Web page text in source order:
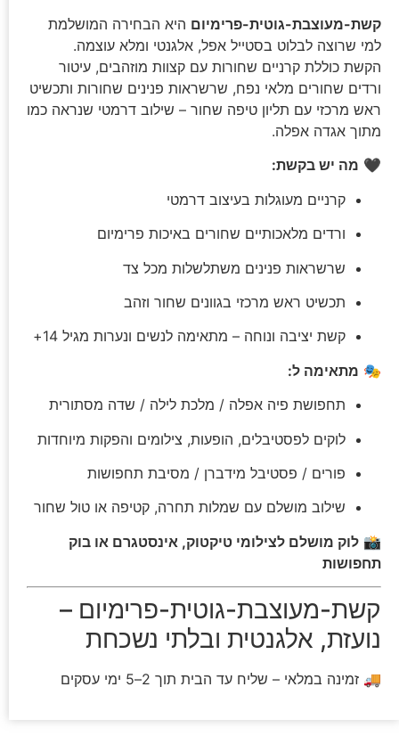
קשת-מעוצבת-גוטית-פרימיום היא הבחירה המושלמת
למי שרוצה לבלוט בסטייל אפל, אלגנטי ומלא עוצמה.
הקשת כוללת קרניים שחורות עם קצוות מוזהבים, עיטור
ורדים שחורים מלאי נפח, שרשראות פנינים שחורות ותכשיט
ראש מרכזי עם תליון טיפה שחור – שילוב דרמטי שנראה כמו
מתוך אגדה אפלה.
🖤 מה יש בקשת:
קרניים מעוגלות בעיצוב דרמטי
ורדים מלאכותיים שחורים באיכות פרימיום
שרשראות פנינים משתלשלות מכל צד
תכשיט ראש מרכזי בגוונים שחור וזהב
קשת יציבה ונוחה – מתאימה לנשים ונערות מגיל 14+
🎭 מתאימה ל:
תחפושת פיה אפלה / מלכת לילה / שדה מסתורית
לוקים לפסטיבלים, הופעות, צילומים והפקות מיוחדות
פורים / פסטיבל מידברן / מסיבת תחפושות
שילוב מושלם עם שמלות תחרה, קטיפה או טול שחור
📸 לוק מושלם לצילומי טיקטוק, אינסטגרם או בוק
תחפושות
קשת-מעוצבת-גוטית-פרימיום –
נועזת, אלגנטית ובלתי נשכחת
🚚 זמינה במלאי – שליח עד הבית תוך 2–5 ימי עסקים